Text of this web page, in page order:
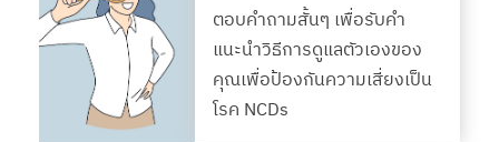
ตอบคำถามสั้นๆ เพื่อรับคำ
แนะนำวิธีการดูแลตัวเองของ
คุณเพื่อป้องกันความเสี่ยงเป็น
โรค NCDs